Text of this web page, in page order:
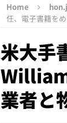
Home
任、電子書籍を
米大手
業者と